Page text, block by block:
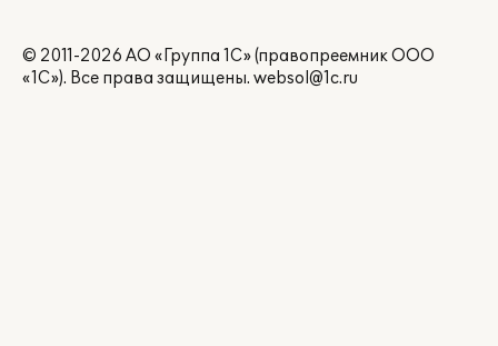
© 2011-2026 АО «Группа 1С» (правопреемник ООО
«1С»). Все права защищены. websol@1c.ru